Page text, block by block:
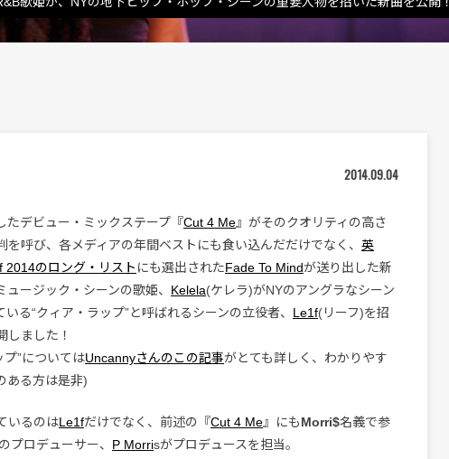
2014.09.04
たデビュー・ミックステープ『Cut 4 Me』がそのクオリティの高さ
を呼び、各メディアの年間ベストにも食い込んだだけでなく、 英
2014のロング・リスト にも選出されたFade To Mindが送り出した新
ュージック・シーンの歌姫、 Kelela(ケレラ)がNYのアングラなシーン
いる“クィア・ラップ”と呼ばれるシーンの立役者、 Le1f(リーフ)を招
しました！
プ”についてはUncannyさんのこの記事がとても詳しく、わかりやす
ある方は是非)
いるのはLe1fだけでなく、前述の『Cut 4 Me』にもMorri$名義で参
プロデューサー、 P Morrisがプロデュースを担当。